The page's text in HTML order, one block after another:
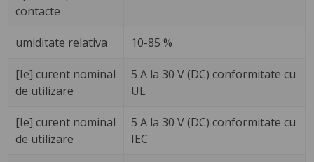
contacte
umiditate relativa 10-85 %
[Ie] curent nominal
de utilizare
5 A la 30 V (DC) conformitate cu
UL
[Ie] curent nominal
de utilizare
5 A la 30 V (DC) conformitate cu
IEC